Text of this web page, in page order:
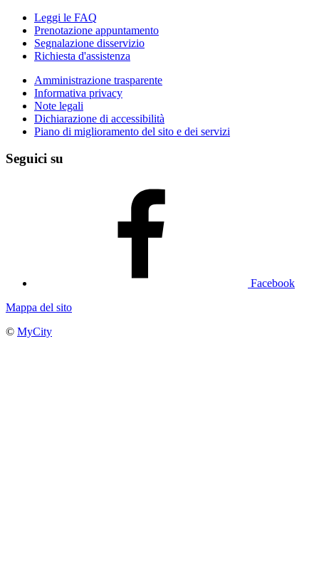
Leggi le FAQ
Prenotazione appuntamento
Segnalazione disservizio
Richiesta d'assistenza
Amministrazione trasparente
Informativa privacy
Note legali
Dichiarazione di accessibilità
Piano di miglioramento del sito e dei servizi
Seguici su
Facebook
Mappa del sito
© MyCity